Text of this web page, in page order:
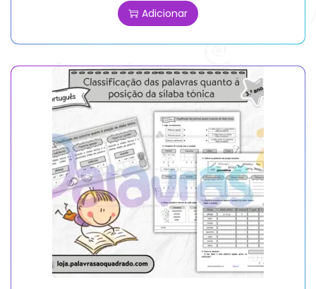
Adicionar